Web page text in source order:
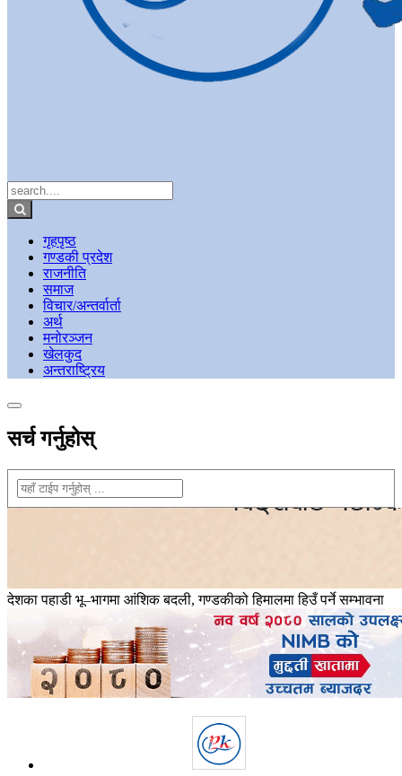
गृहपृष्ठ
गण्डकी प्रदेश
राजनीति
समाज
विचार/अन्तर्वार्ता
अर्थ
मनोरञ्जन
खेलकुद
अन्तराष्ट्रिय
सर्च गर्नुहोस्
देशका पहाडी भू–भागमा आंशिक बदली, गण्डकीको हिमालमा हिउँ पर्ने सम्भावना